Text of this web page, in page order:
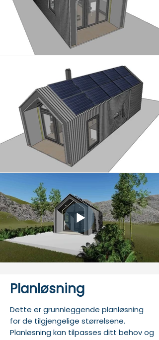
Planløsning
Dette er grunnleggende planløsning
for de tilgjengelige størrelsene.
Planløsning kan tilpasses ditt behov og